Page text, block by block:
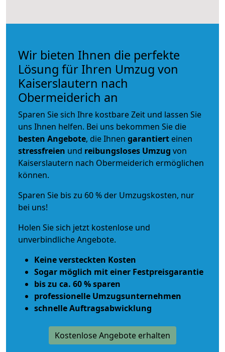
Wir bieten Ihnen die perfekte
Lösung für Ihren Umzug von
Kaiserslautern nach
Obermeiderich an
Sparen Sie sich Ihre kostbare Zeit und lassen Sie
uns Ihnen helfen. Bei uns bekommen Sie die
besten Angebote, die Ihnen garantiert einen
stressfreien und reibungsloses Umzug von
Kaiserslautern nach Obermeiderich ermöglichen
können.
Sparen Sie bis zu 60 % der Umzugskosten, nur
bei uns!
Holen Sie sich jetzt kostenlose und
unverbindliche Angebote.
Keine versteckten Kosten
Sogar möglich mit einer Festpreisgarantie
bis zu ca. 60 % sparen
professionelle Umzugsunternehmen
schnelle Auftragsabwicklung
Kostenlose Angebote erhalten